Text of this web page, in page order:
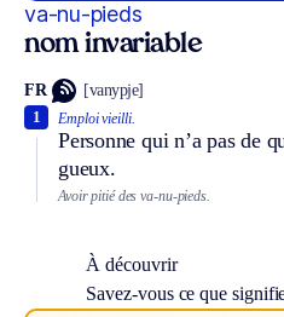
va-nu-pieds
nom invariable
FR [vanypje]
Emploi vieilli.
Personne qui n’a pas de
gueux.
1
Avoir pitié des va-nu-pieds.
À découvrir
Savez-vous ce que